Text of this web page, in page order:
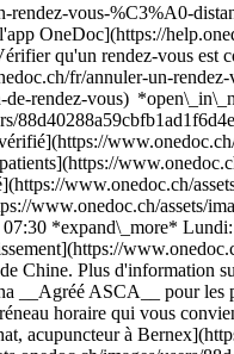
rendez-vous-%C3%A0-
OneDoc](https://
qu'un rendez-vous est
fr/annuler-un-
rendez-vous)
www.onedoc.ch/
www.onedoc.ch/assets/
*expand\_more*
Chine. Plus d'information
__Agréé ASCA__ pour les
horaire qui vous
acupuncteur à